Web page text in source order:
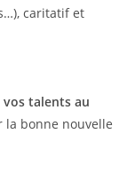
caritatif et
talents au
bonne nouvelle